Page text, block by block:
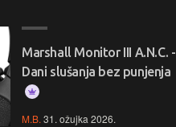
Marshall Monitor III A.N.C. -
Dani slušanja bez punjenja
M.B. 31. ožujka 2026.